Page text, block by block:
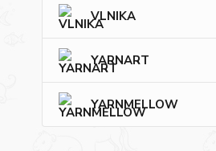
VLNIKA
YARNART
YARNMELLOW